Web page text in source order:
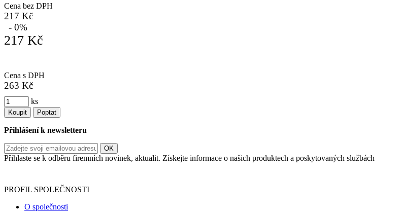
Cena bez DPH
217 Kč
- 0%
217 Kč
Cena s DPH
263 Kč
ks
Koupit Poptat
Přihlášení k newsletteru
Přihlaste se k odběru firemních novinek, aktualit. Získejte informace o našich produktech a poskytovaných službách
PROFIL SPOLEČNOSTI
O společnosti